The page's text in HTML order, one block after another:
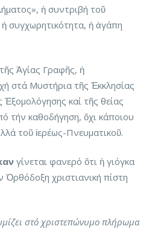
ἡ συντριβή τοῦ
συγχωρητικότητα, ἡ ἀγάπη
Ἁγίας Γραφῆς, ἡ
στά Μυστήρια τῆς Ἐκκλησίας
Ἐξομολόγησης καί τῆς θείας
τήν καθοδήγηση, ὄχι κάποιου
τοῦ ἱερέως-Πνευματικοῦ.
γίνεται φανερό ὅτι ἡ γιόγκα
Ὀρθόδοξη χριστιανική πίστη
στό χριστεπώνυμο πλήρωμα